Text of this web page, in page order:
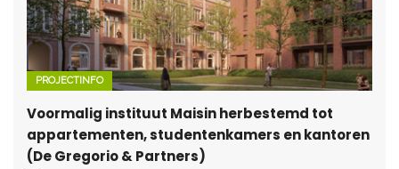
PROJECTINFO
Voormalig instituut Maisin herbestemd tot
appartementen, studentenkamers en kantoren
(De Gregorio & Partners)